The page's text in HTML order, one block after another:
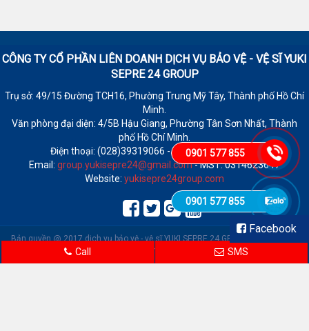
0901 577 855
0901 577 855
Call SMS
CÔNG TY CỔ PHẦN LIÊN DOANH DỊCH VỤ BẢO VỆ - VỆ SĨYUKI
SEPRE 24 GROUP
Trụ sở: 49/15 Đường TCH16, Phường Trung Mỹ Tây, Thành phố Hồ Chí
Minh.
Văn phòng đại diện: 4/5B Hậu Giang, Phường Tân Sơn Nhất, Thành
phố Hồ Chí Minh.
Điện thoại: (028)39319066 - Fax: (028)39319065
Email: group.yukisepre24@gmail.com- MST: 0314623647
Website: yukisepre24group.com
Facebook
Bản quyền @ 2017 dịch vụ bảo vệ - vệ sĩ YUKI SEPRE 24 GROUP.
12 | Tổng truy cập: 110,533